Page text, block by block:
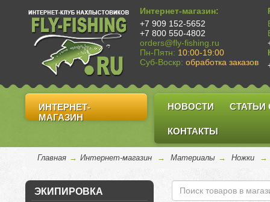
Интернет-магазин:
+7 909 152-5652
+7 800 550-4802
orders@fly-fishing.ru
Пн-Пятн: 10:00-19:00
Суб-Воскр: обработка заказов
ИНТЕРНЕТ-
МАГАЗИН
НОВОСТИ СТАТЬИ
КОНТАКТЫ
Главная → Интернет-магазин → Материалы → Ножки →
ЭКИПИРОВКА